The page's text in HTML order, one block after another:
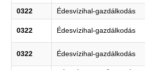
0322 Édesvízihal-gazdálkodás
0322 Édesvízihal-gazdálkodás
0322 Édesvízihal-gazdálkodás